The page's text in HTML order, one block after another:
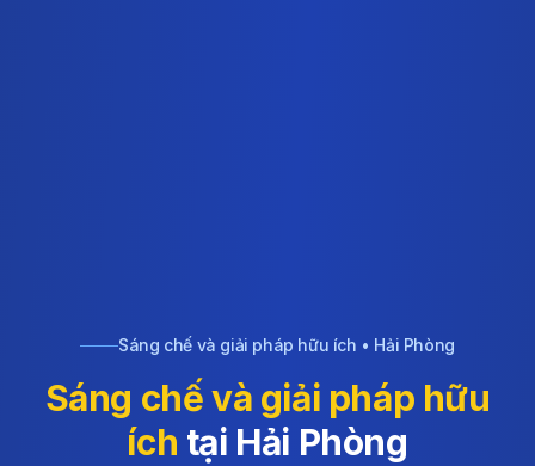
Sáng chế và giải pháp hữu ích • Hải Phòng
Sáng chế và giải pháp hữu
ích tại Hải Phòng